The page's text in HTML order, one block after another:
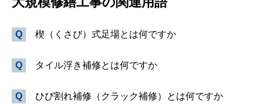
楔（くさび）式足場とは何ですか
タイル浮き補修とは何ですか
ひび割れ補修（クラック補修）とは何ですか